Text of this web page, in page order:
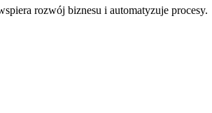
rozwój biznesu i automatyzuje procesy.